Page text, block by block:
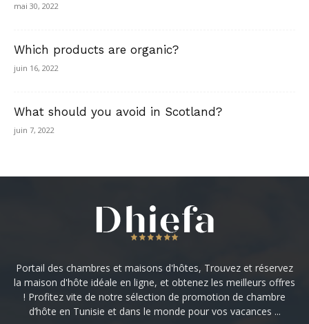
mai 30, 2022
Which products are organic?
juin 16, 2022
What should you avoid in Scotland?
juin 7, 2022
Portail des chambres et maisons d'hôtes, Trouvez et réservez
la maison d'hôte idéale en ligne, et obtenez les meilleurs offres
! Profitez vite de notre sélection de promotion de chambre
d’hôte en Tunisie et dans le monde pour vos vacances ...